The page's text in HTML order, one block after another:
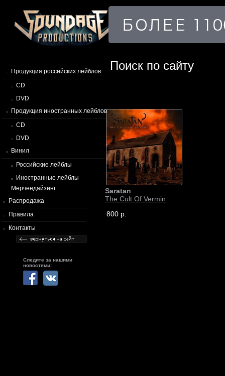
Продукция российских лейблов
CD
DVD
Продукция иностранных лейблов
CD
DVD
Винил
Российские лейблы
Иностранные лейблы
Мерчендайзинг
Распродажа
Правила
Контакты
Следите за нашими
новостями:
Поиск по сайту
Saratan
The Cult Of Vermin
800 р.